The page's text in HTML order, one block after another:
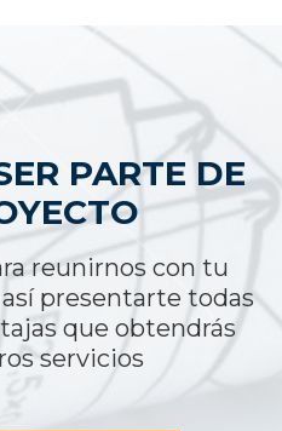
PARTE DE
reunirnos con tu
presentarte todas
que obtendrás
servicios